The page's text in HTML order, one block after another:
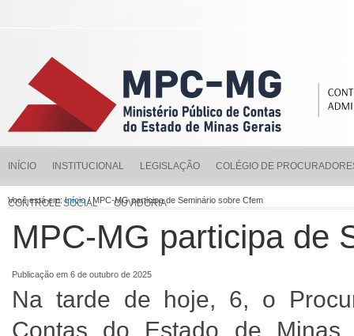
INÍCIO INSTITUCIONAL LEGISLAÇÃO COLÉGIO DE
CONTROLE SOCIAL OUVIDORIA
Você está em:Início/ MPC-MG participa de Seminário sobre Cfem
MPC-MG participa de
Publicação em 6 de outubro de 2025
Na tarde de hoje, 6, o
Contas do Estado de Minas